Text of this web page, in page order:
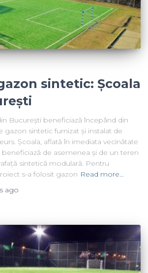
sintetic: Școala
București beneficiază începând din
gazon sintetic furnizat și instalat de
Școala, aflată în imediata vecinătate
de asemenea și de un teren
sintetică modulară. Pentru
s-a folosit gazon Read more…
ago